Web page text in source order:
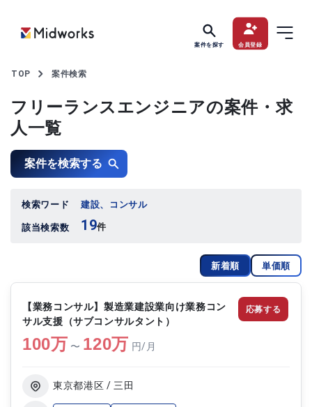
案件を探す 会員登録
TOP 案件検索
フリーランスエンジニアの案件・求
人一覧
案件を検索する
検索ワード 建設、コンサル
該当検索数 19件
新着順 単価順
【業務コンサル】製造業建設業向け業務コン
サル支援（サブコンサルタント）
100万 〜 120万 円/月
東京都港区 / 三田
応募する